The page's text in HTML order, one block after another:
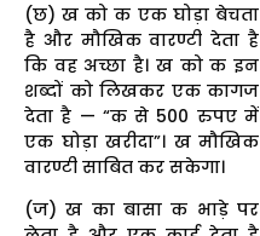
(छ) ख को क एक घोड़ा बेचता
है और मौखिक वारण्टी देता है
कि वह अच्छा है। ख को क इन
शब्दों को लिखकर एक कागज
देता है — “क से 500 रुपए में
एक घोड़ा खरीदा”। ख मौखिक
वारण्टी साबित कर सकेगा।
(ज) ख का बासा क भाड़े पर